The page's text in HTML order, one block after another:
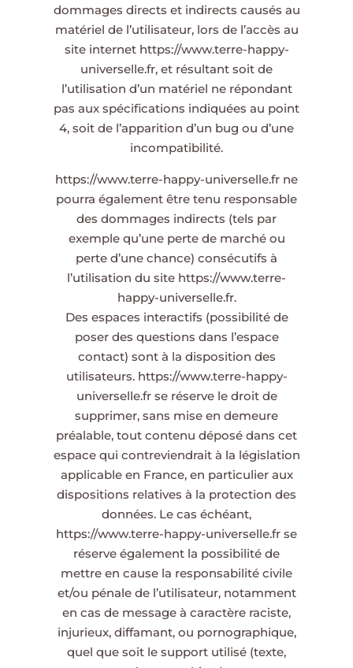
dommages directs et indirects causés au
matériel de l’utilisateur, lors de l’accès au
site internet https://www.terre-happy-
universelle.fr, et résultant soit de
l’utilisation d’un matériel ne répondant
pas aux spécifications indiquées au point
4, soit de l’apparition d’un bug ou d’une
incompatibilité.
https://www.terre-happy-universelle.fr ne
pourra également être tenu responsable
des dommages indirects (tels par
exemple qu’une perte de marché ou
perte d’une chance) consécutifs à
l’utilisation du site https://www.terre-
happy-universelle.fr.
Des espaces interactifs (possibilité de
poser des questions dans l’espace
contact) sont à la disposition des
utilisateurs. https://www.terre-happy-
universelle.frse réserve le droit de
supprimer, sans mise en demeure
préalable, tout contenu déposé dans cet
espace qui contreviendrait à la législation
applicable en France, en particulier aux
dispositions relatives à la protection des
données. Le cas échéant,
https://www.terre-happy-universelle.fr se
réserve également la possibilité de
mettre en cause la responsabilité civile
et/ou pénale de l’utilisateur, notamment
en cas de message à caractère raciste,
injurieux, diffamant, ou pornographique,
quel que soit le support utilisé (texte,